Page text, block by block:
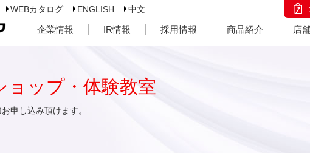
WEBカタログ ENGLISH 中文
企業情報 IR情報 採用情報 商品紹介 店
ョップ・体験教室
申し込み頂けます。